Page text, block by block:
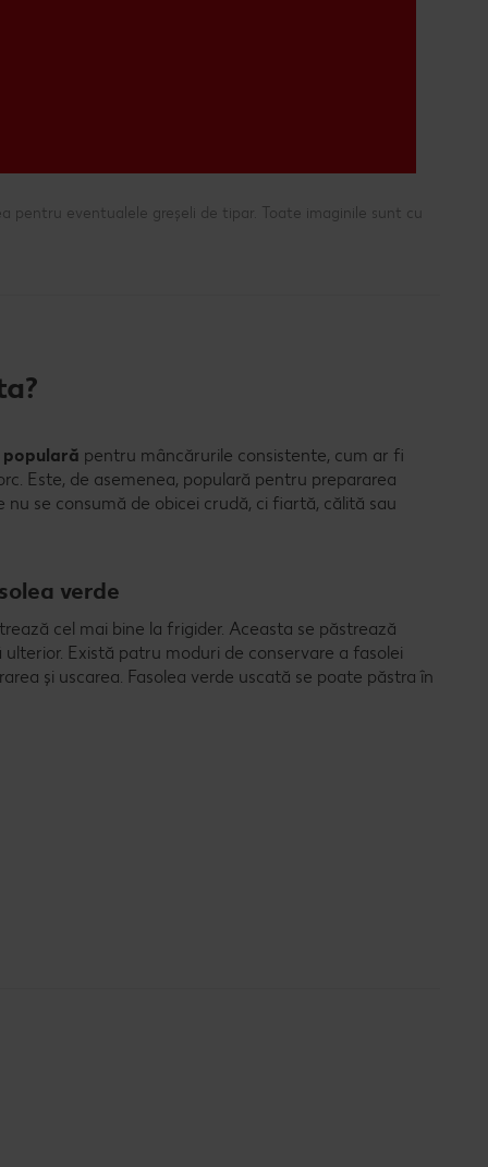
pentru eventualele greșeli de tipar. Toate imaginile sunt cu
pentru mâncărurile consistente, cum ar fi
Este, de asemenea, populară pentru prepararea
nu se consumă de obicei crudă, ci fiartă, călită sau
verde
cel mai bine la frigider. Aceasta se păstrează
Există patru moduri de conservare a fasolei
și uscarea. Fasolea verde uscată se poate păstra în